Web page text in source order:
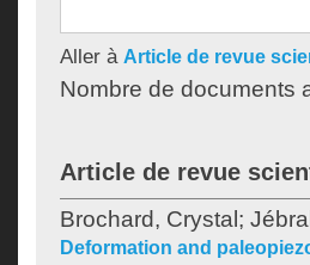
Aller à Article de revue
Nombre de documents
Article de revue
Brochard, Crystal ;
Deformation and